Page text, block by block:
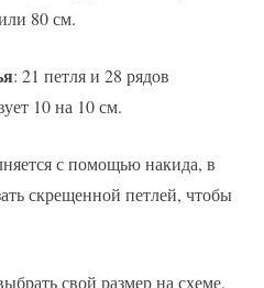
80 см.
: 21 петля и 28 рядов
10 на 10 см.
с помощью накида, в
скрещенной петлей, чтобы
свой размер на схеме.